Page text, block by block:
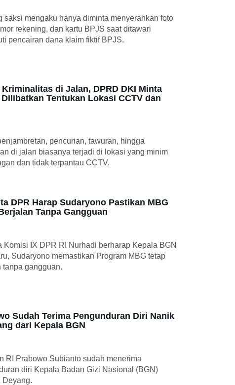
saksi mengaku hanya diminta menyerahkan foto
rekening, dan kartu BPJS saat ditawari
pencairan dana klaim fiktif BPJS.
Kriminalitas di Jalan, DPRD DKI Minta
Dilibatkan Tentukan Lokasi CCTV dan
pencurian, tawuran, hingga
di jalan biasanya terjadi di lokasi yang minim
dan tidak terpantau CCTV.
DPR Harap Sudaryono Pastikan MBG
Tanpa Gangguan
Komisi IX DPR RI Nurhadi berharap Kepala BGN
Sudaryono memastikan Program MBG tetap
tanpa gangguan.
Sudah Terima Pengunduran Diri Nanik
dari Kepala BGN
RI Prabowo Subianto sudah menerima
diri Kepala Badan Gizi Nasional (BGN)
Deyang.